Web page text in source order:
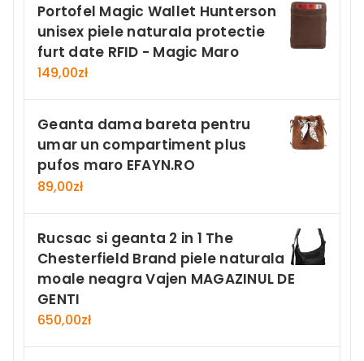
Portofel Magic Wallet Hunterson
unisex piele naturala protectie
furt date RFID - Magic Maro
149,00zł
Geanta dama bareta pentru
umar un compartiment plus
pufos maro EFAYN.RO
89,00zł
Rucsac si geanta 2 in 1 The
Chesterfield Brand piele naturala
moale neagra Vajen MAGAZINUL DE
GENTI
650,00zł